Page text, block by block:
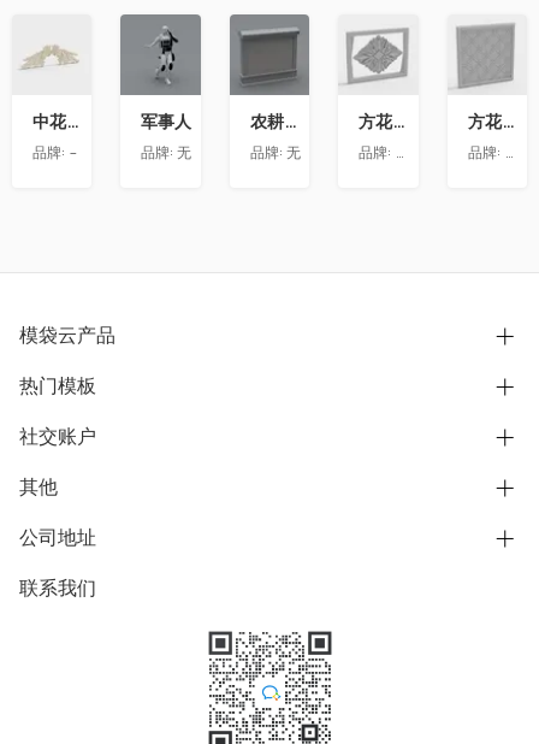
藏
中花-12
品牌: -
收
藏
军事人
品牌:无
收
农耕文化墙
品牌: 无
收
藏
方花-020
品牌:
精品材质
收
方花-055
品牌:
精品
模袋云产品
别墅设计营销
模型协同展示分享
别墅社区
别墅模板
热门模板
欧式别墅
中式别墅
日式别墅
社交账户
B站
抖音
微信公众号
其他
用户服务协议
隐私政策
公司地址
上海市浦东新区东方路1215-1217号
联系我们